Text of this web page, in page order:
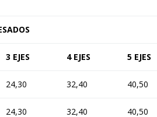
3 EJES 4 EJES 5 EJES
24,30 32,40 40,50
24,30 32,40 40,50